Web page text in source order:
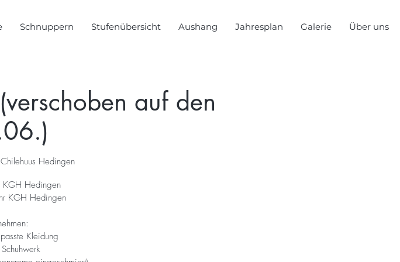
Schnuppern Stufenübersicht Aushang Jahresplan Galerie Über uns
auf den
Chilehuus Hedingen
KGH Hedingen
KGH Hedingen
Kleidung